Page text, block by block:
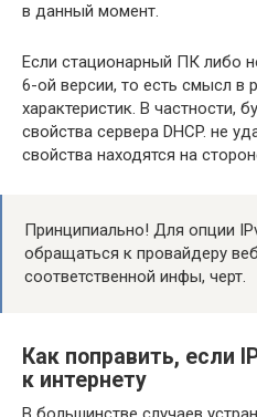
в данный момент.
Если стационарный ПК либо
6-ой версии, то есть смысл в
характеристик. В частности,
свойства сервера DHCP. не
свойства находятся на
Принципиально! Для опции
обращаться к провайдеру
соответственной инфы, черт.
Как поправить, если
к интернету